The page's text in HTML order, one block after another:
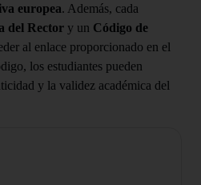
europea. Además, cada
del Rector y un Código de
al enlace proporcionado en el
los estudiantes pueden
y la validez académica del